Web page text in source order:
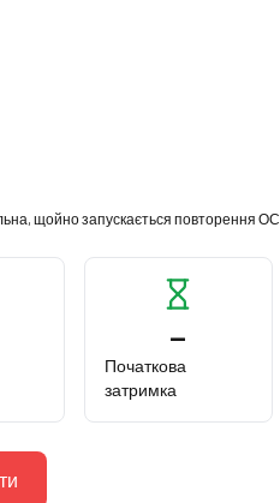
щойно запускається повторення ОС.
—
Початкова
затримка